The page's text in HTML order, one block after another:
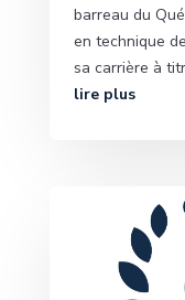
barreau du
en technique
sa carrière à
lire plus